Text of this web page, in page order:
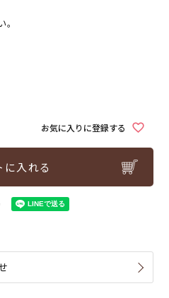
お気に入りに登録する
に入れる